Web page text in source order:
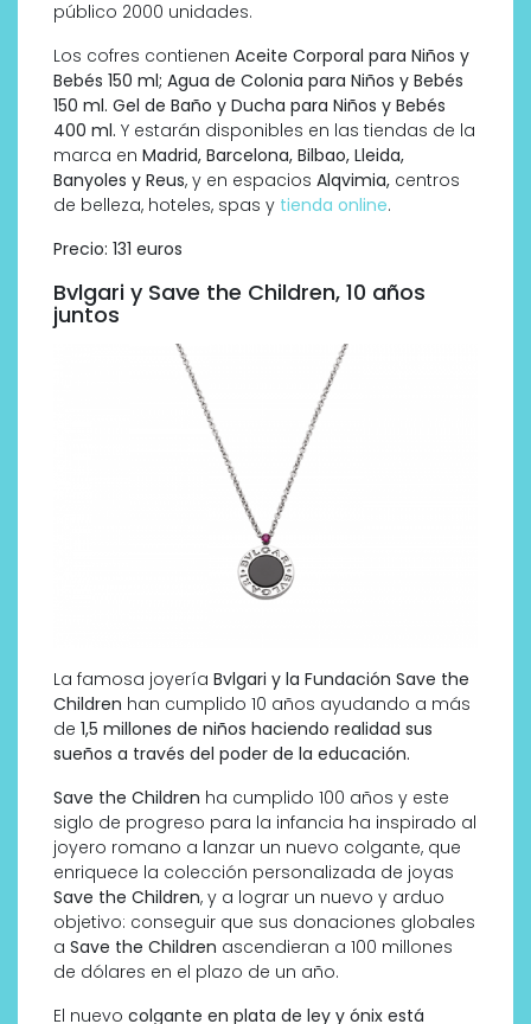
público 2000 unidades.
Los cofres contienen Aceite Corporal para Niños y
Bebés 150 ml; Agua de Colonia para Niños y Bebés
150 ml. Gel de Baño y Ducha para Niños y Bebés
400 ml. Y estarán disponibles en las tiendas de la
marca en Madrid, Barcelona, Bilbao, Lleida,
Banyoles y Reus, y en espacios Alqvimia, centros
de belleza, hoteles, spas y tienda online.
Precio: 131 euros
Bvlgari y Save the Children, 10 años
juntos
La famosa joyería Bvlgari y la Fundación Save the
Children han cumplido 10 años ayudando a más
de 1,5 millones de niños haciendo realidad sus
sueños a través del poder de la educación.
Save the Children ha cumplido 100 años y este
siglo de progreso para la infancia ha inspirado al
joyero romano a lanzar un nuevo colgante, que
enriquece la colección personalizada de joyas
Save the Children, y a lograr un nuevo y arduo
objetivo: conseguir que sus donaciones globales
a Save the Children ascendieran a 100 millones
de dólares en el plazo de un año.
El nuevo colgante en plata de ley y ónix está